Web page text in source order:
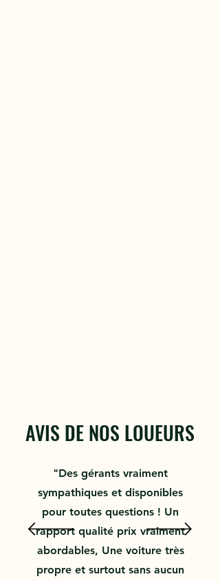
AVIS DE NOS LOUEURS
"Des gérants vraiment
sympathiques et disponibles
pour toutes questions ! Un
rapport qualité prix vraiment
abordables, Une voiture très
propre et surtout sans aucun